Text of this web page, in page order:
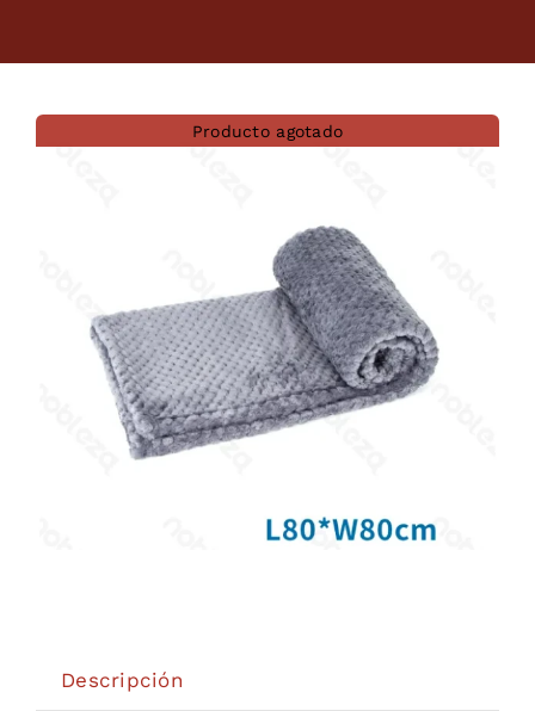
Descanso
Super Ofertas
Producto agotado
Descripción